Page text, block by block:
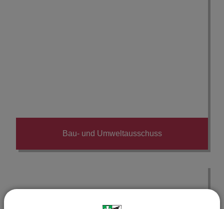
Bau- und Umweltausschuss